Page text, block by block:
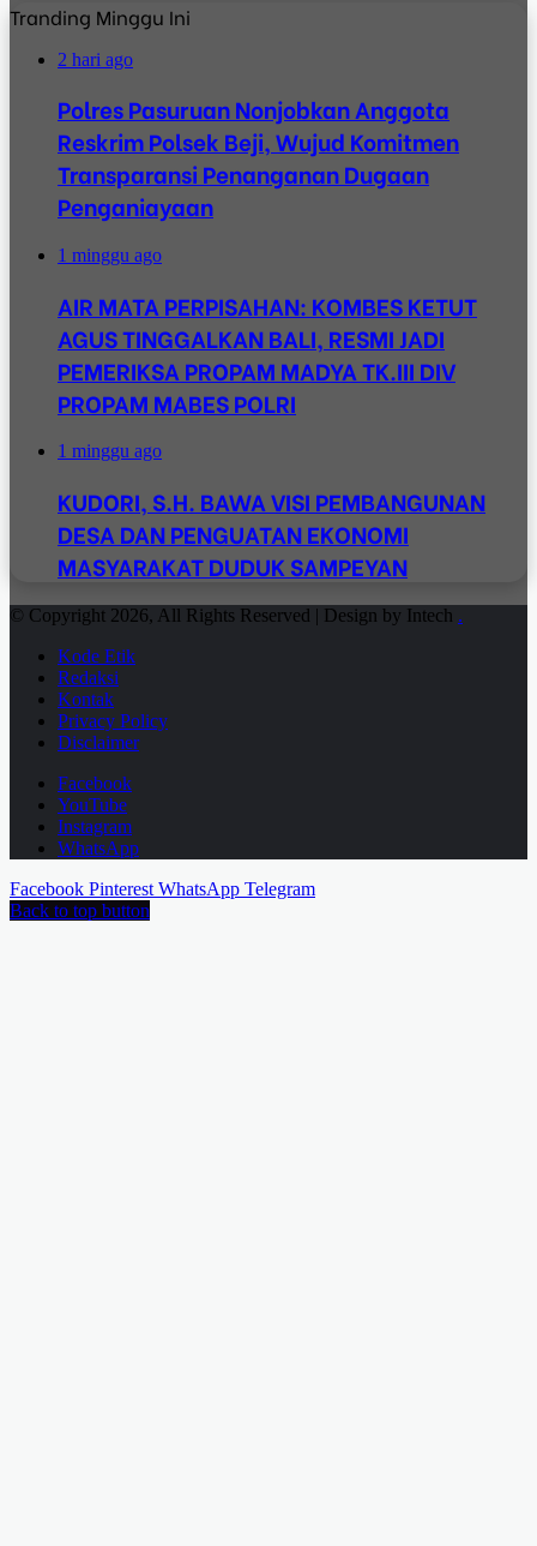
Tranding Minggu Ini
2 hari ago
Polres Pasuruan Nonjobkan Anggota
Reskrim Polsek Beji, Wujud Komitmen
Transparansi Penanganan Dugaan
Penganiayaan
1 minggu ago
AIR MATA PERPISAHAN: KOMBES KETUT
AGUS TINGGALKAN BALI, RESMI JADI
PEMERIKSA PROPAM MADYA TK.III DIV
PROPAM MABES POLRI
1 minggu ago
KUDORI, S.H. BAWA VISI PEMBANGUNAN
DESA DAN PENGUATAN EKONOMI
MASYARAKAT DUDUK SAMPEYAN
© Copyright 2026, All Rights Reserved | Design by Intech .
Kode Etik
Redaksi
Kontak
Privacy Policy
Disclaimer
Facebook
YouTube
Instagram
WhatsApp
Facebook Pinterest WhatsApp Telegram
Back to top button